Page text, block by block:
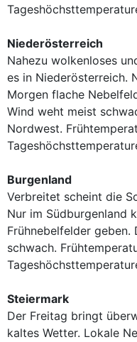
Niederösterreich
Nahezu wolkenloses
es in Niederösterreich.
Morgen flache
Wind weht meist
Nordwest.
Burgenland
Verbreitet scheint die
Nur im Südburgenland
Frühnebelfelder
schwach.
Steiermark
Der Freitag bringt
kaltes Wetter. Lokale